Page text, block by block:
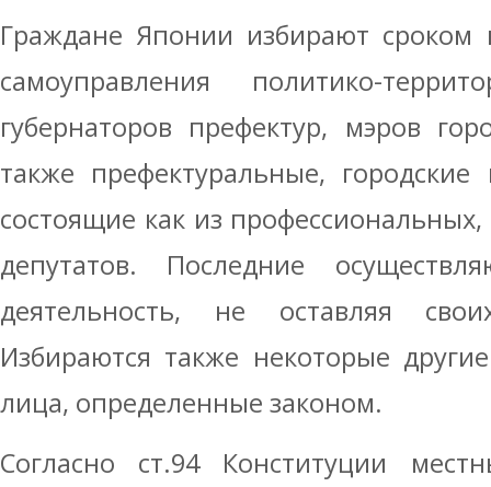
Граждане Японии избирают сроком
самоуправления политико-
губернаторов префектур, мэров
также префектуральные,
состоящие как из
депутатов. Последние
деятельность, не оставляя
Избираются также некоторые
лица, определенные законом.
Согласно ст.94 Конституции